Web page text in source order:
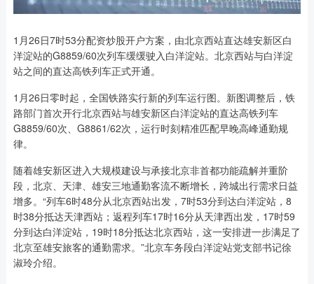
1月26日7时53分配资炒股开户方案，由北京西站直达雄安新区白
洋淀站的G8859/60次列车缓缓驶入白洋淀站。北京西站与白洋淀
站之间的直达高铁列车正式开通。
1月26日零时起，全国铁路实行新的列车运行图。新图调整后，铁
路部门首次开行北京西站与雄安新区白洋淀站的直达高铁列车
G8859/60次、G8861/62次，运行时刻精准匹配早晚高峰通勤规
律。
随着雄安新区进入大规模建设与承接北京非首都功能疏解并重阶
段，北京、天津、雄安三地通勤客流不断增长，跨城出行需求日益
增多。“列车6时48分从北京西站出发，7时53分到达白洋淀站，8
时38分抵达天津西站；返程列车17时16分从天津西出发，17时59
分到达白洋淀站，19时18分抵达北京西站，这一安排进一步满足了
北京至雄安旅客的通勤需求。”北京车务段白洋淀站党支部书记徐
淑玲介绍。